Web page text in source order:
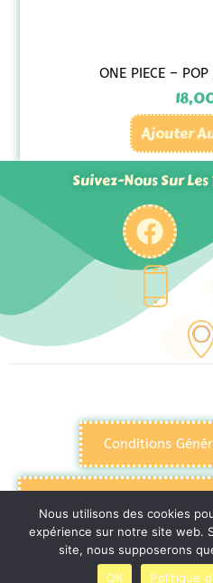
ONE PIECE –
Ajouter
Suivez-Nous Sur
Conditions
Mentions Légales
Nous utilisons des cookies
expérience sur notre site web.
site, nous supposerons
OK
Politique